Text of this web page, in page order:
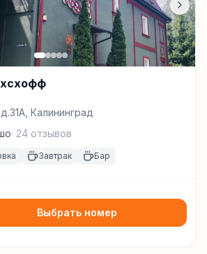
Калининград
· 24 отзывов
Завтрак Бар
Выбрать номер